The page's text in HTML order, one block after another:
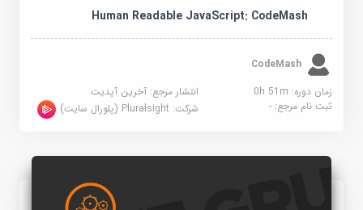
Human Readable JavaScript: CodeMash
CodeMash
زمان دوره: 0h 51m
انتشار مرجع:آخرین آپدیت
ثبت نام مرجع:- شرکت:Pluralsight (پلورال سایت)